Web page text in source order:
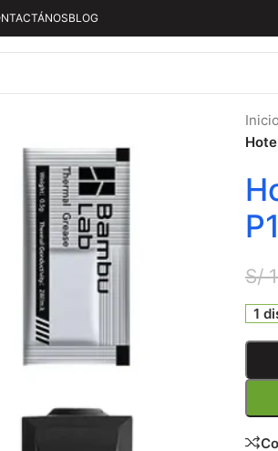
BLOG
Inicio
S/
1